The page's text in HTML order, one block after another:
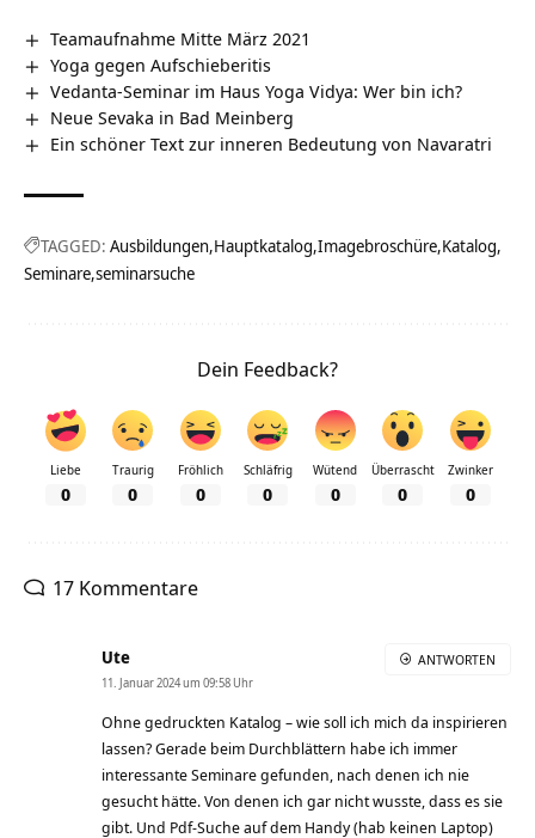
Teamaufnahme Mitte März 2021
Yoga gegen Aufschieberitis
Vedanta-Seminar im Haus Yoga Vidya: Wer bin ich?
Neue Sevaka in Bad Meinberg
Ein schöner Text zur inneren Bedeutung von Navaratri
TAGGED: Ausbildungen Hauptkatalog Imagebroschüre Katalog
Seminare seminarsuche
Dein Feedback?
Liebe
0
Traurig
0
Fröhlich
0
Schläfrig
0
Wütend
0
Überrascht
0
Zwinker
0
17 Kommentare
Ute
11. Januar 2024 um 09:58 Uhr
Ohne gedruckten Katalog – wie soll ich mich da inspirieren
lassen? Gerade beim Durchblättern habe ich immer
interessante Seminare gefunden, nach denen ich nie
gesucht hätte. Von denen ich gar nicht wusste, dass es sie
gibt. Und Pdf-Suche auf dem Handy (hab keinen Laptop)
ANTWORTEN